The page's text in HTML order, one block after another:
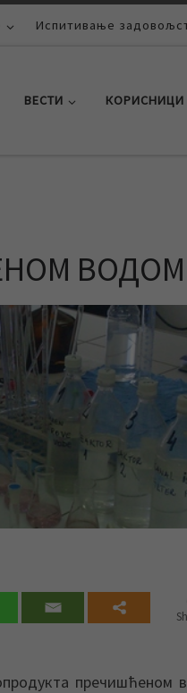
Испитивање
ВЕСТИ КОРИСНИЦИ
ВОДОМ
пречишћеном